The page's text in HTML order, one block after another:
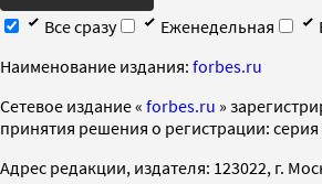
Все сразу
Еженедельная
Наименование издания: forbes.ru
Cетевое издание « forbes.ru »
принятия решения о регистрации:
Адрес редакции, издателя: 123022, г.